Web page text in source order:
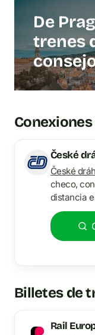
De
trenes
České
České
checo,
distancia
Billetes de
Rail